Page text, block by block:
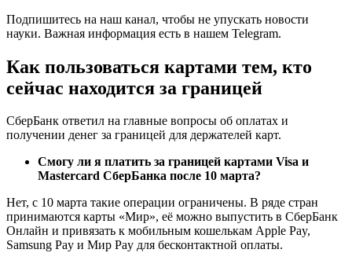
Подпишитесь на наш канал, чтобы не упускать новости
науки. Важная информация есть в нашем Telegram.
Как пользоваться картами тем, кто
сейчас находится за границей
СберБанк ответил на главные вопросы об оплатах и
получении денег за границей для держателей карт.
Смогу ли я платить за границей картами Visa и
Mastercard СберБанка после 10 марта?
Нет, с 10 марта такие операции ограничены. В ряде стран
принимаются карты «Мир», её можно выпустить в СберБанк
Онлайн и привязать к мобильным кошелькам Apple Pay,
Samsung Pay и Мир Pay для бесконтактной оплаты.